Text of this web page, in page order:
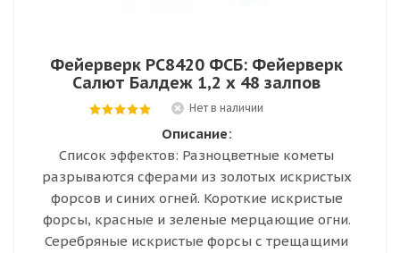
Фейерверк РС8420 ФСБ: Фейерверк
Салют Балдеж 1,2 х 48 залпов
Нет в наличии
Описание:
Список эффектов: Разноцветные кометы
разрываются сферами из золотых искристых
форсов и синих огней. Короткие искристые
форсы, красные и зеленые мерцающие огни.
Серебряные искристые форсы с трещащими